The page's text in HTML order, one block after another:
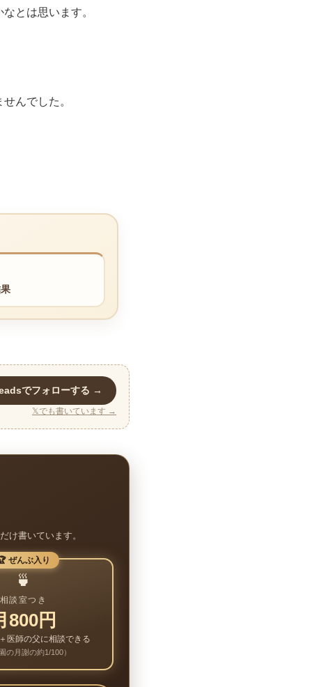
とは思います。
んでした。
でフォローする →
𝕏でも書いています →
け書いています。
ぜんぶ入り
🍵
相談室つき
800円
医師の父に相談できる
の月謝の約1/100）